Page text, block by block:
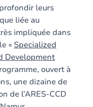
leurs
liée au
impliquée dans
« Specialized
Development
ouvert à
une dizaine de
de l’ARES-CCD